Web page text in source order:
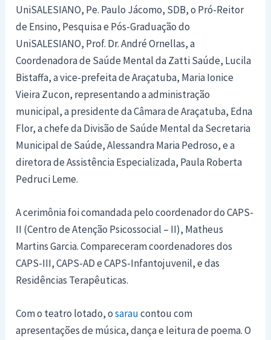
UniSALESIANO, Pe. Paulo Jácomo, SDB, o Pró-Reitor
de Ensino, Pesquisa e Pós-Graduação do
UniSALESIANO, Prof. Dr. André Ornellas, a
Coordenadora de Saúde Mental da Zatti Saúde, Lucila
Bistaffa, a vice-prefeita de Araçatuba, Maria Ionice
Vieira Zucon, representando a administração
municipal, a presidente da Câmara de Araçatuba, Edna
Flor, a chefe da Divisão de Saúde Mental da Secretaria
Municipal de Saúde, Alessandra Maria Pedroso, e a
diretora de Assistência Especializada, Paula Roberta
Pedruci Leme.
A cerimônia foi comandada pelo coordenador do CAPS-
II (Centro de Atenção Psicossocial – II), Matheus
Martins Garcia. Compareceram coordenadores dos
CAPS-III, CAPS-AD e CAPS-Infantojuvenil, e das
Residências Terapêuticas.
Com o teatro lotado, osaraucontou com
apresentações de música, dança e leitura de poema. O